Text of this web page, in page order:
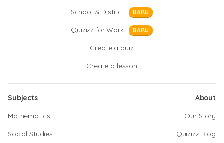
School & District
BARU
Quizizz for Work BARU
Create a quiz
Create a lesson
Subjects
Mathematics
Social Studies
About
Our Story
Quizizz Blog